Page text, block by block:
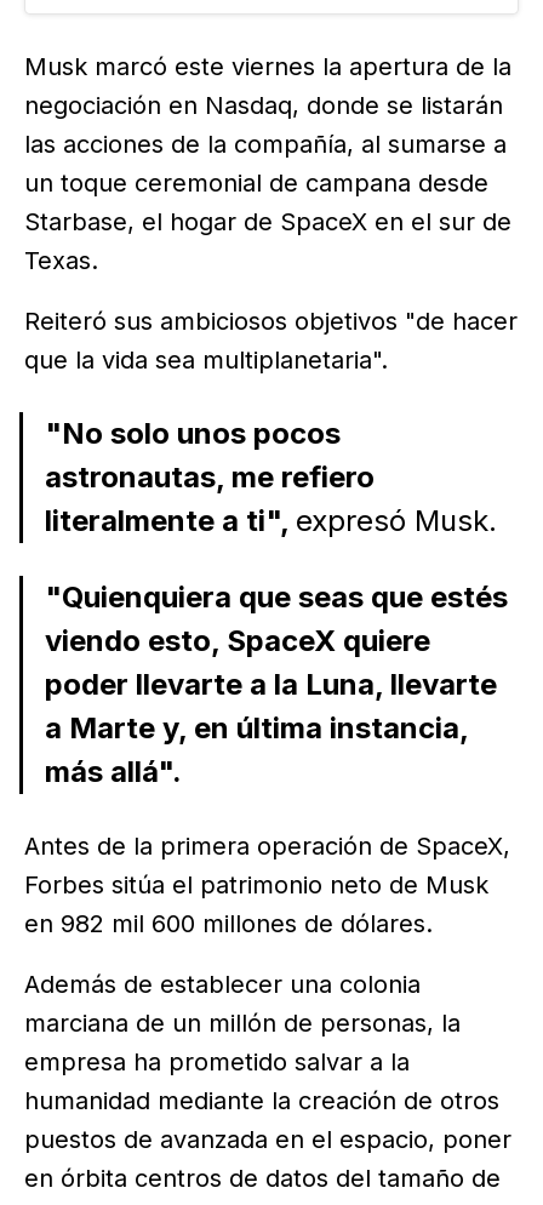
Musk marcó este viernes la apertura de la
negociación en Nasdaq, donde se listarán
las acciones de la compañía, al sumarse a
un toque ceremonial de campana desde
Starbase, el hogar de SpaceX en el sur de
Texas.
Reiteró sus ambiciosos objetivos "de hacer
que la vida sea multiplanetaria".
"No solo unos pocos
astronautas, me refiero
literalmente a ti", expresó Musk.
"Quienquiera que seas que estés
viendo esto, SpaceX quiere
poder llevarte a la Luna, llevarte
a Marte y, en última instancia,
más allá".
Antes de la primera operación de SpaceX,
Forbes sitúa el patrimonio neto de Musk
en 982 mil 600 millones de dólares.
Además de establecer una colonia
marciana de un millón de personas, la
empresa ha prometido salvar a la
humanidad mediante la creación de otros
puestos de avanzada en el espacio, poner
en órbita centros de datos del tamaño de